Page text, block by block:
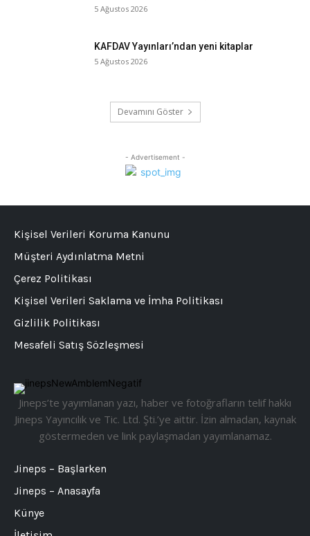
5 Ağustos 2026
KAFDAV Yayınları’ndan yeni kitaplar
5 Ağustos 2026
Devamını Göster
- Advertisement -
Jineps’te yayımlanan yazı, haber ve fotoğrafların telif hakkı
Jineps Yayıncılık ve Tic. Ltd. Şti.’ye aittir. İzin almadan, kaynak
göstermeden ve link paylaşmadan yayımlanamaz.
Jineps – Başlarken
Jineps – Anasayfa
Künye
Kişisel Verileri Koruma Kanunu
Müşteri Aydınlatma Metni
Çerez Politikası
Kişisel Verileri Saklama ve İmha Politikası
Gizlilik Politikası
Mesafeli Satış Sözleşmesi